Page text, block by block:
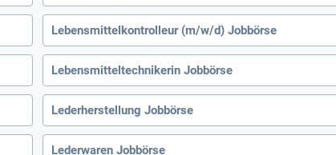
Lebensmittelkontrolleur (m/w/d) Jobbörse
Lebensmitteltechnikerin Jobbörse
Lederherstellung Jobbörse
Lederwaren Jobbörse